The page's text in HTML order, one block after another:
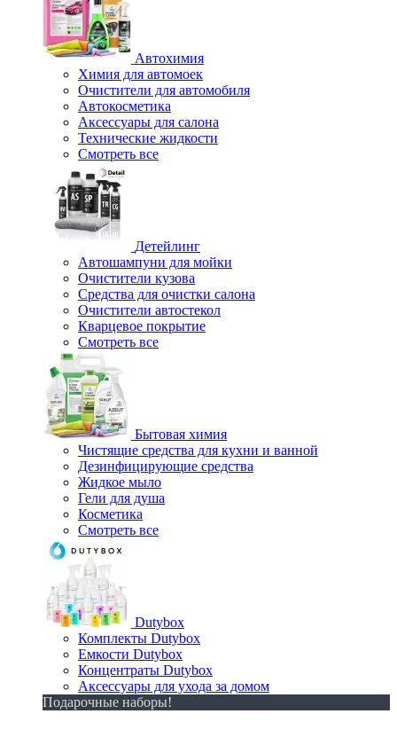
Автохимия
Химия для автомоек
Очистители для автомобиля
Автокосметика
Аксессуары для салона
Технические жидкости
Смотреть все
Детейлинг
Автошампуни для мойки
Очистители кузова
Средства для очистки салона
Очистители автостекол
Кварцевое покрытие
Смотреть все
Бытовая химия
Чистящие средства для кухни и ванной
Дезинфицирующие средства
Жидкое мыло
Гели для душа
Косметика
Смотреть все
Dutybox
Комплекты Dutybox
Емкости Dutybox
Концентраты Dutybox
Аксессуары для ухода за домом
Подарочные наборы!